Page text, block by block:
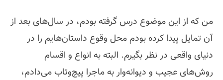
من که از این موضوع درس گرفته بودم، در سال‌های بعد از
آن تمایل پیدا کرده بودم محل وقوع داستان‌هایم را در
دنیای واقعی در نظر بگیرم. البته به انواع و اقسام
روش‌های عجیب و دیوانه‌وار به ماجرا پیچ‌وتاب می‌دادم،